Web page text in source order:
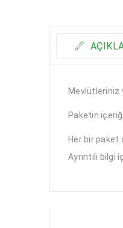
Mevlütleriniz
Paketin i
Her bir paket
Ayrıntılı bilgi